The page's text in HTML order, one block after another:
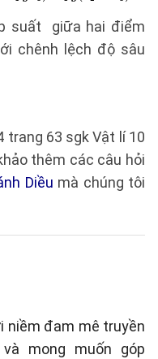
suất giữa hai điểm
chênh lệch độ sâu
trang 63 sgk Vật lí 10
thêm các câu hỏi
Diều mà chúng tôi
niềm đam mê truyền
mong muốn góp